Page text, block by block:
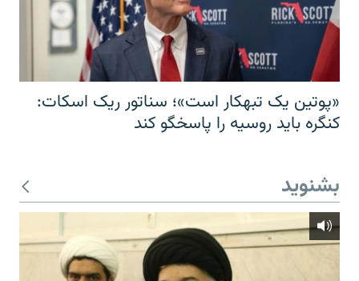
«پوتین یک تبهکار است»؛ سناتور ریک اسکات:
کنگره باید روسیه را پاسخگو کند
بشنوید